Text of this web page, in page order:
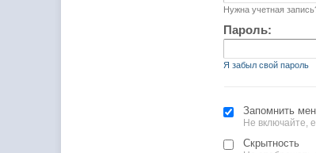
Нужна учетная
Пароль:
Я забыл свой пароль
Запомнить
Не включайте,
Скрытность